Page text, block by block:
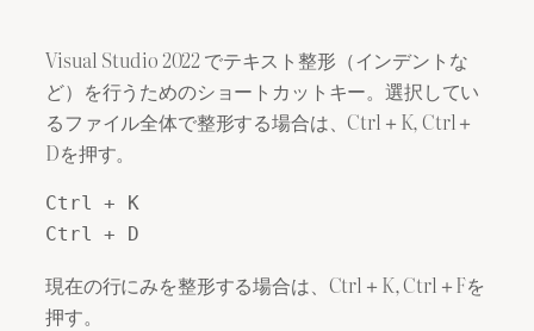
Visual Studio 2022 でテキスト整形（インデントな
ど）を行うためのショートカットキー。選択してい
るファイル全体で整形する場合は、Ctrl＋K, Ctrl＋
Dを押す。
Ctrl + K
Ctrl + D
現在の行にみを整形する場合は、Ctrl＋K, Ctrl＋Fを
押す。